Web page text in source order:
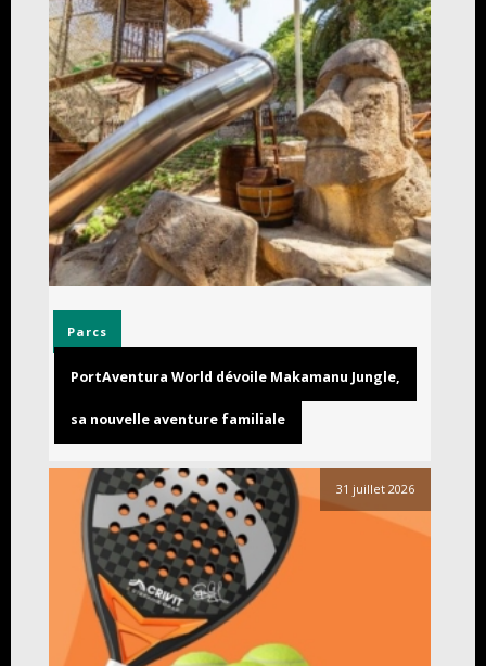
Parcs
PortAventura World dévoile Makamanu Jungle,
sa nouvelle aventure familiale
31 juillet 2026